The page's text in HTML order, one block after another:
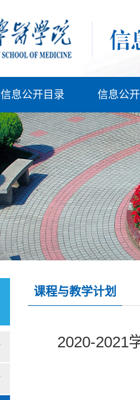
信息公开目录 信息公
课程与教学计划
2020-2021